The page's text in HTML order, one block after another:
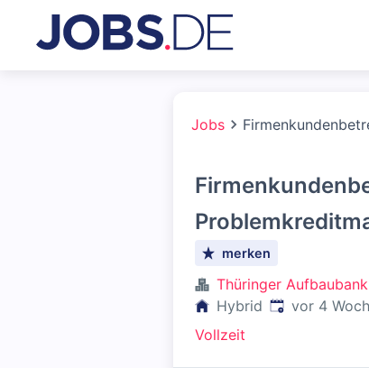
Jobs
merken
Thüringer
Hybrid Veröffentlicht:
vor 4
Vollzeit